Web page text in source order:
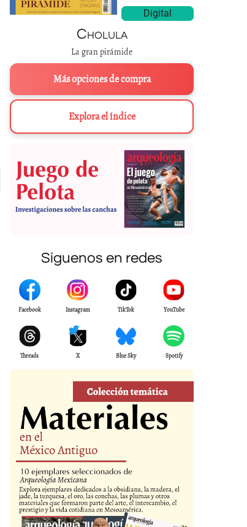
La cancha del Juego de Pelota de
Digital
Cholula
La gran pirámide
Más opciones de compra
Explora el índice
Síguenos en redes
Facebook Instagram TikTok YouTube
Threads X Blue Sky Spotify